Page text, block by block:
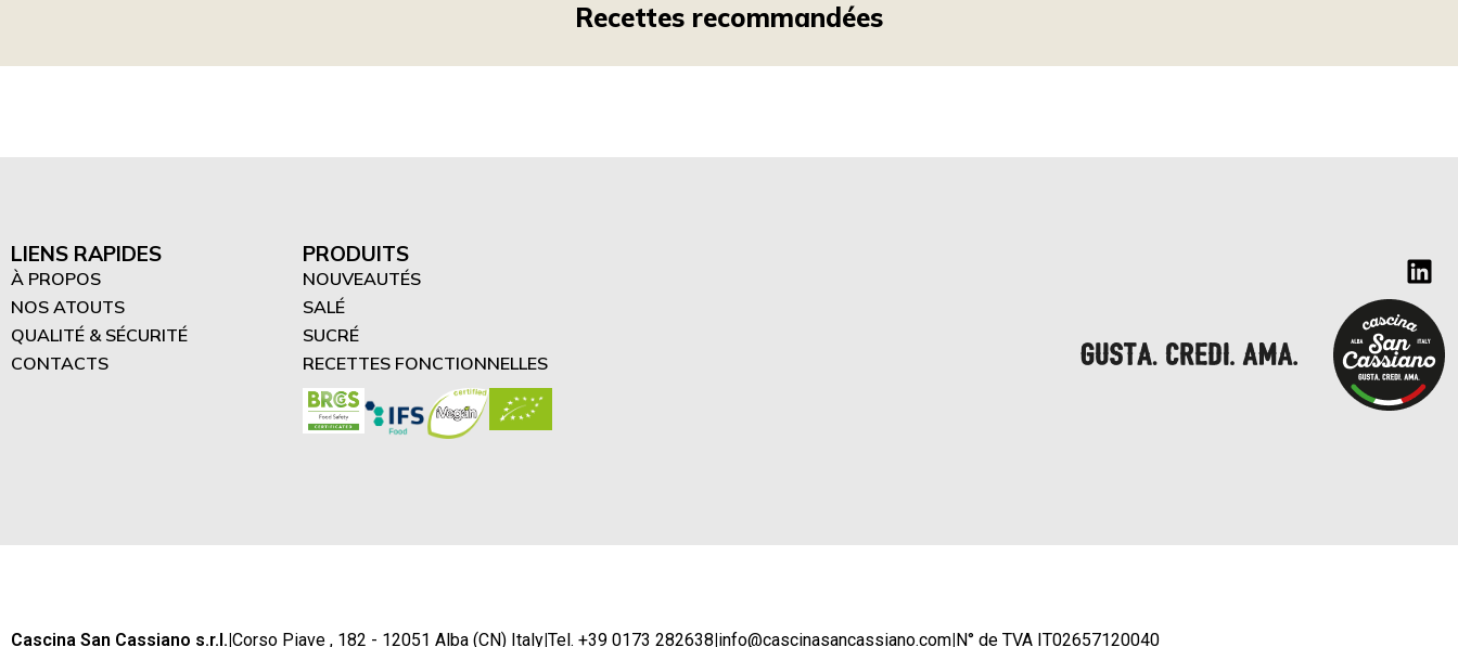
Recettes recommandées
LIENS RAPIDES
À PROPOS
NOS ATOUTS
QUALITÉ & SÉCURITÉ
CONTACTS
PRODUITS
NOUVEAUTÉS
SALÉ
SUCRÉ
RECETTES FONCTIONNELLES
Cascina San Cassiano s.r.l.|Corso Piave , 182 - 12051 Alba (CN) Italy|Tel. +39 0173 282638|info@cascinasancassiano.com|N° de TVA IT02657120040